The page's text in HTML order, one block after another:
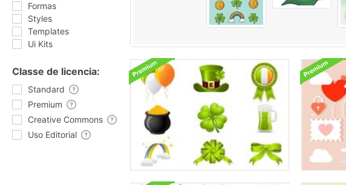
Formas
Styles
Templates
Ui Kits
Classe de licencia:
Standard
Premium
Creative Commons
Uso Editorial